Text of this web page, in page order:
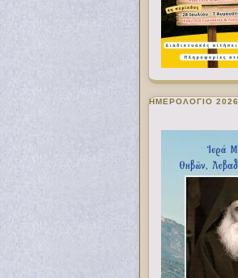
ΗΜΕΡΟΛΟΓΙΟ 2026